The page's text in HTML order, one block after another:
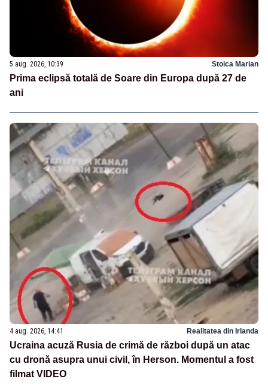
5 aug. 2026, 10:39 Stoica Marian
Prima eclipsă totală de Soare din Europa după 27 de
ani
4 aug. 2026, 14:41 Realitatea din Irlanda
Ucraina acuză Rusia de crimă de război după un atac
cu dronă asupra unui civil, în Herson. Momentul a fost
filmat VIDEO